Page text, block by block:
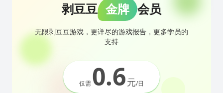
剥豆豆 金牌 会员
无限剥豆豆游戏，更详尽的游戏报告，更多学员的
支持
仅需0.6元/日